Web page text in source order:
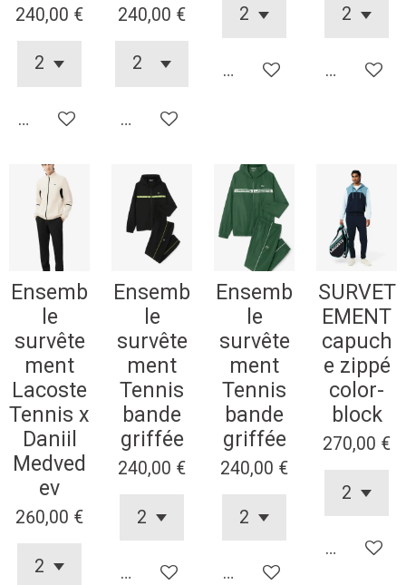
240,00 €
Ajouter au panier
240,00 €
Ajouter au panier
Ajouter au panierAjouter
Ensemb
le
survête
ment
Lacoste
Tennis x
Daniil
Medved
ev
260,00 €
Ensemb
le
survête
ment
Tennis
bande
griffée
240,00 €
Ajouter au panier
Ensemb
le
survête
ment
Tennis
bande
griffée
240,00 €
Ajouter au panier
SURVET
EMENT
capuch
e zippé
color-
block
270,00 €
Ajouter